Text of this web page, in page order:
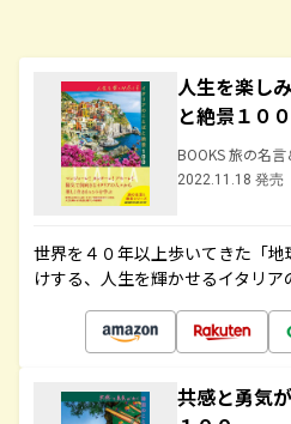
人生を楽し
と絶景１００
BOOKS 旅の名言
2022.11.18 発売
世界を４０年以上歩いてきた「
けする、人生を輝かせるイタリ
共感と勇気